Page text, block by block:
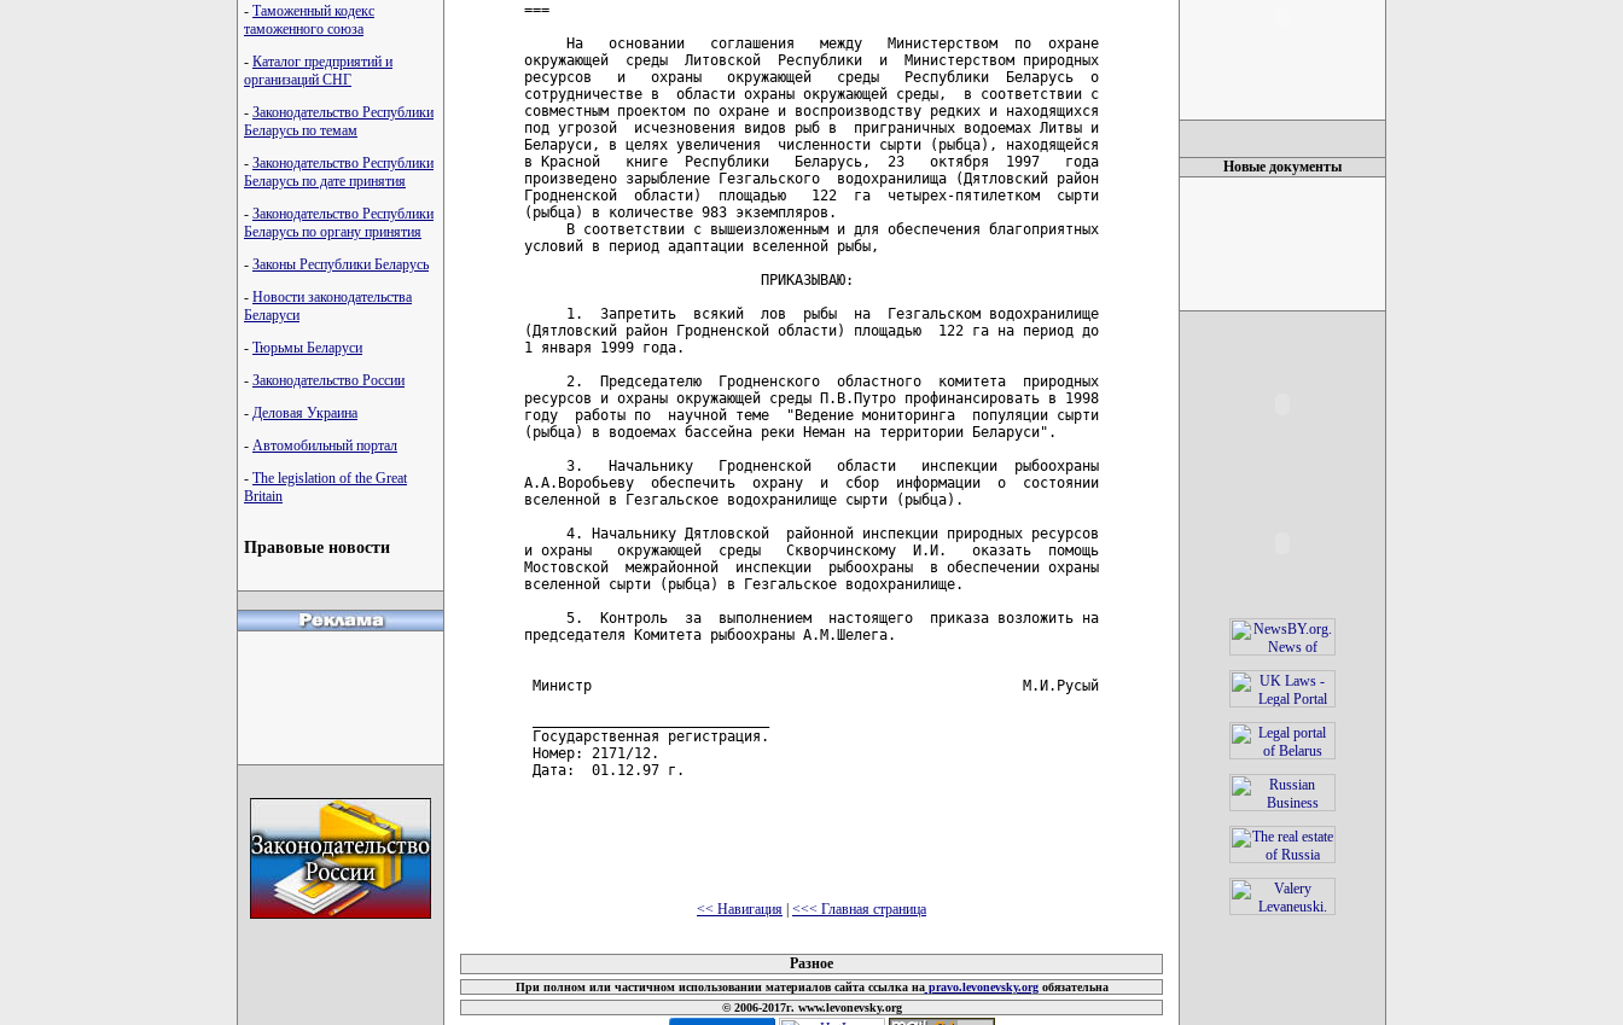
- Таможенный кодекс
таможенного союза
- Каталог предприятий и
организаций СНГ
- Законодательство Республики
Беларусь по темам
- Законодательство Республики
Беларусь по дате принятия
- Законодательство Республики
Беларусь по органу принятия
- Законы Республики Беларусь
- Новости законодательства
Беларуси
- Тюрьмы Беларуси
- Законодательство России
- Деловая Украина
- Автомобильный портал
- The legislation of the Great
Britain
Правовые новости
===
     На   основании   соглашения   между   Министерством  по  охране
окружающей  среды  Литовской  Республики  и  Министерством природных
ресурсов   и   охраны   окружающей   среды   Республики  Беларусь  о
сотрудничестве в  области охраны окружающей среды,  в соответствии с
совместным проектом по охране и воспроизводству редких и находящихся
под угрозой  исчезновения видов рыб в  приграничных водоемах Литвы и
Беларуси, в целях увеличения  численности сырти (рыбца), находящейся
в Красной   книге  Республики   Беларусь,  23   октября  1997   года
произведено зарыбление Гезгальского  водохранилища (Дятловский район
Гродненской  области)  площадью   122  га  четырех-пятилетком  сырти
(рыбца) в количестве 983 экземпляров.
     В соответствии с вышеизложенным и для обеспечения благоприятных
условий в период адаптации вселенной рыбы,
                            ПРИКАЗЫВАЮ:
     1.  Запретить  всякий  лов  рыбы  на  Гезгальском водохранилище
(Дятловский район Гродненской области) площадью  122 га на период до
1 января 1999 года.
     2.  Председателю  Гродненского  областного  комитета  природных
ресурсов и охраны окружающей среды П.В.Путро профинансировать в 1998
году  работы по  научной теме  "Ведение мониторинга  популяции сырти
(рыбца) в водоемах бассейна реки Неман на территории Беларуси".
     3.   Начальнику   Гродненской   области   инспекции  рыбоохраны
А.А.Воробьеву  обеспечить  охрану  и  сбор  информации  о  состоянии
вселенной в Гезгальское водохранилище сырти (рыбца).
     4. Начальнику Дятловской  районной инспекции природных ресурсов
и охраны   окружающей  среды   Скворчинскому  И.И.   оказать  помощь
Мостовской  межрайонной  инспекции  рыбоохраны  в обеспечении охраны
вселенной сырти (рыбца) в Гезгальское водохранилище.
     5.  Контроль  за  выполнением  настоящего  приказа возложить на
председателя Комитета рыбоохраны А.М.Шелега.
Министр                                                   М.И.Русый
Государственная регистрация.
Номер: 2171/12.
Дата:  01.12.97 г.
<< Навигация <<< Главная страница
Разное
При полном или частичном использовании материалов сайта ссылка наpravo.levonevsky.orgобязательна
© 2006-2017г. www.levonevsky.org
Новые документы